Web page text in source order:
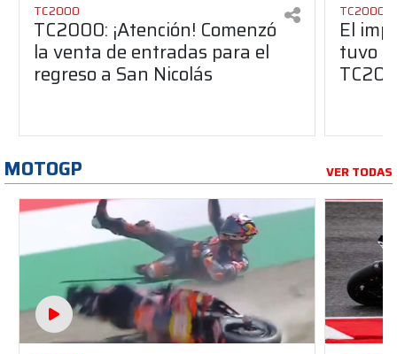
TC2000
TC2000: ¡Atención! Comenzó
la venta de entradas para el
regreso a San Nicolás
TC2000
El
tuvo
MOTOGP VER TODAS